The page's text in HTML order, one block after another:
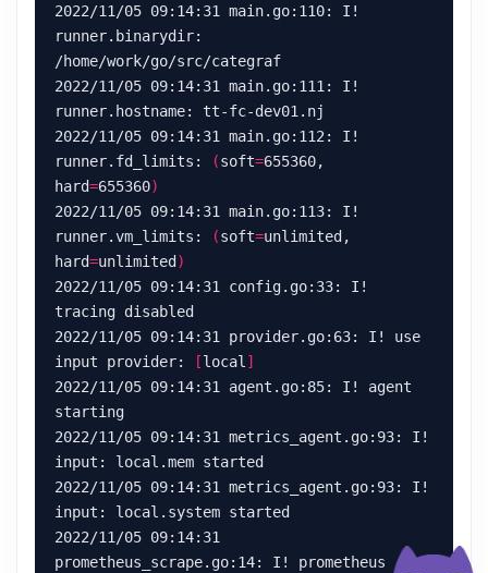
2022/11/05 09:14:31 main.go:110: I!
runner.binarydir:
2022/11/05 09:14:31 main.go:111: I!
2022/11/05 09:14:31 main.go:112: I!
runner.fd_limits:
(soft=655360,
hard=655360)
2022/11/05 09:14:31 main.go:113: I!
runner.vm_limits:
(soft=unlimited,
hard=unlimited )
2022/11/05 09:14:31 config.go:33: I!
2022/11/05 09:14:31 provider.go:63: I! use
input provider:
[local ]
2022/11/05 09:14:31 agent.go:85: I! agent
2022/11/05 09:14:31 metrics_agent.go:93: I!
2022/11/05 09:14:31 metrics_agent.go:93: I!
2022/11/05 09:14:31
prometheus_scrape.go:14: I! prometheus